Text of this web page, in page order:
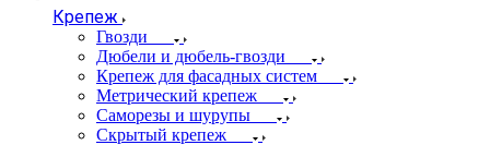
Крепеж
Гвозди
Дюбели и дюбель-гвозди
Крепеж для фасадных систем
Метрический крепеж
Саморезы и шурупы
Скрытый крепеж